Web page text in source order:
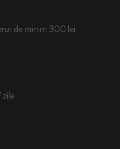
de minim 300 lei